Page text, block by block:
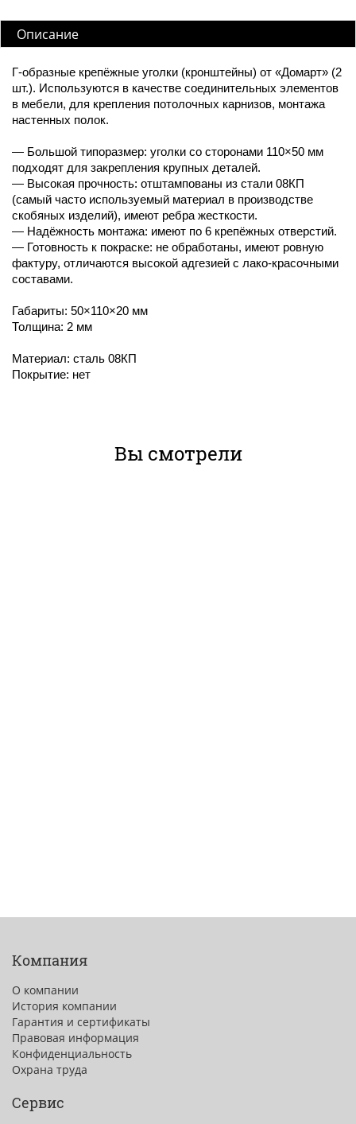
Описание
Г-образные крепёжные уголки (кронштейны) от «Домарт» (2
шт.). Используются в качестве соединительных элементов
в мебели, для крепления потолочных карнизов, монтажа
настенных полок.
— Большой типоразмер: уголки со сторонами 110×50 мм
подходят для закрепления крупных деталей.
— Высокая прочность: отштампованы из стали 08КП
(самый часто используемый материал в производстве
скобяных изделий), имеют ребра жесткости.
— Надёжность монтажа: имеют по 6 крепёжных отверстий.
— Готовность к покраске: не обработаны, имеют ровную
фактуру, отличаются высокой адгезией с лако-красочными
составами.
Габариты: 50×110×20 мм
Толщина: 2 мм
Материал: сталь 08КП
Покрытие: нет
Вы смотрели
Компания
О компании
История компании
Гарантия и сертификаты
Правовая информация
Конфиденциальность
Охрана труда
Сервис